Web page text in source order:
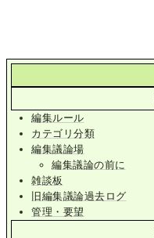
編集ルール
カテゴリ分類
編集議論場
編集議論の前に
雑談板
旧編集議論過去ログ
管理・要望